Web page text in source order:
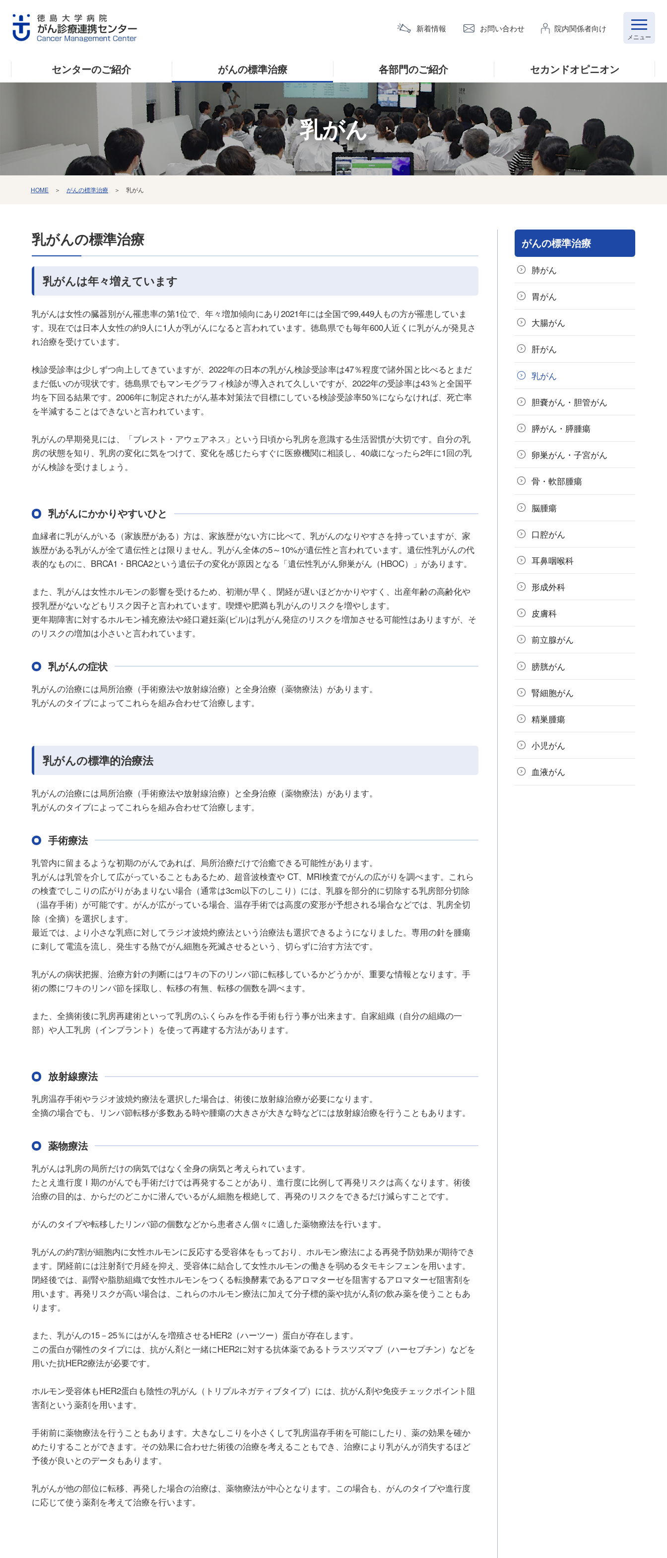
新着情報 お問い合わせ 院内関係者向け
センターのご紹介 がんの標準治療 各部門のご紹介 セカンドオピニオン
乳がん
HOME ＞ がんの標準治療＞ 乳がん
乳がんの標準治療
乳がんは年々増えています
乳がんは女性の臓器別がん罹患率の第1位で、年々増加傾向にあり2021年には全国で99,449人もの方が罹患していま
す。現在では日本人女性の約9人に1人が乳がんになると言われています。徳島県でも毎年600人近くに乳がんが発見さ
れ治療を受けています。
検診受診率は少しずつ向上してきていますが、2022年の日本の乳がん検診受診率は47％程度で諸外国と比べるとまだ
まだ低いのが現状です。徳島県でもマンモグラフィ検診が導入されて久しいですが、2022年の受診率は43％と全国平
均を下回る結果です。2006年に制定されたがん基本対策法で目標にしている検診受診率50％にならなければ、死亡率
を半減することはできないと言われています。
乳がんの早期発見には、「ブレスト・アウェアネス」という日頃から乳房を意識する生活習慣が大切です。自分の乳
房の状態を知り、乳房の変化に気をつけて、変化を感じたらすぐに医療機関に相談し、40歳になったら2年に1回の乳
がん検診を受けましょう。
乳がんにかかりやすいひと
血縁者に乳がんがいる（家族歴がある）方は、家族歴がない方に比べて、乳がんのなりやすさを持っていますが、家
族歴がある乳がんが全て遺伝性とは限りません。乳がん全体の5～10%が遺伝性と言われています。遺伝性乳がんの代
表的なものに、BRCA1・BRCA2という遺伝子の変化が原因となる「遺伝性乳がん卵巣がん（HBOC）」があります。
また、乳がんは女性ホルモンの影響を受けるため、初潮が早く、閉経が遅いほどかかりやすく、出産年齢の高齢化や
授乳歴がないなどもリスク因子と言われています。喫煙や肥満も乳がんのリスクを増やします。
更年期障害に対するホルモン補充療法や経口避妊薬(ピル)は乳がん発症のリスクを増加させる可能性はありますが、そ
のリスクの増加は小さいと言われています。
乳がんの症状
乳がんの治療には局所治療（手術療法や放射線治療）と全身治療（薬物療法）があります。
乳がんのタイプによってこれらを組み合わせて治療します。
乳がんの標準的治療法
乳がんの治療には局所治療（手術療法や放射線治療）と全身治療（薬物療法）があります。
乳がんのタイプによってこれらを組み合わせて治療します。
手術療法
乳管内に留まるような初期のがんであれば、局所治療だけで治癒できる可能性があります。
乳がんは乳管を介して広がっていることもあるため、超音波検査や CT、MRI検査でがんの広がりを調べます。これら
の検査でしこりの広がりがあまりない場合（通常は3cm以下のしこり）には、乳腺を部分的に切除する乳房部分切除
（温存手術）が可能です。がんが広がっている場合、温存手術では高度の変形が予想される場合などでは、乳房全切
除（全摘）を選択します。
最近では、より小さな乳癌に対してラジオ波焼灼療法という治療法も選択できるようになりました。専用の針を腫瘍
に刺して電流を流し、発生する熱でがん細胞を死滅させるという、切らずに治す方法です。
乳がんの病状把握、治療方針の判断にはワキの下のリンパ節に転移しているかどうかが、重要な情報となります。手
術の際にワキのリンパ節を採取し、転移の有無、転移の個数を調べます。
また、全摘術後に乳房再建術といって乳房のふくらみを作る手術も行う事が出来ます。自家組織（自分の組織の一
部）や人工乳房（インプラント）を使って再建する方法があります。
放射線療法
乳房温存手術やラジオ波焼灼療法を選択した場合は、術後に放射線治療が必要になります。
全摘の場合でも、リンパ節転移が多数ある時や腫瘍の大きさが大きな時などには放射線治療を行うこともあります。
薬物療法
乳がんは乳房の局所だけの病気ではなく全身の病気と考えられています。
たとえ進行度Ⅰ期のがんでも手術だけでは再発することがあり、進行度に比例して再発リスクは高くなります。術後
治療の目的は、からだのどこかに潜んでいるがん細胞を根絶して、再発のリスクをできるだけ減らすことです。
がんのタイプや転移したリンパ節の個数などから患者さん個々に適した薬物療法を行います。
乳がんの約7割が細胞内に女性ホルモンに反応する受容体をもっており、ホルモン療法による再発予防効果が期待でき
ます。閉経前には注射剤で月経を抑え、受容体に結合して女性ホルモンの働きを弱めるタモキシフェンを用います。
閉経後では、副腎や脂肪組織で女性ホルモンをつくる転換酵素であるアロマターゼを阻害するアロマターゼ阻害剤を
用います。再発リスクが高い場合は、これらのホルモン療法に加えて分子標的薬や抗がん剤の飲み薬を使うこともあ
ります。
また、乳がんの15－25％にはがんを増殖させるHER2（ハーツー）蛋白が存在します。
この蛋白が陽性のタイプには、抗がん剤と一緒にHER2に対する抗体薬であるトラスツズマブ（ハーセプチン）などを
用いた抗HER2療法が必要です。
ホルモン受容体もHER2蛋白も陰性の乳がん（トリプルネガティブタイプ）には、抗がん剤や免疫チェックポイント阻
害剤という薬剤を用います。
手術前に薬物療法を行うこともあります。大きなしこりを小さくして乳房温存手術を可能にしたり、薬の効果を確か
めたりすることができます。その効果に合わせた術後の治療を考えることもでき、治療により乳がんが消失するほど
予後が良いとのデータもあります。
乳がんが他の部位に転移、再発した場合の治療は、薬物療法が中心となります。この場合も、がんのタイプや進行度
に応じて使う薬剤を考えて治療を行います。
がんの標準治療
肺がん
胃がん
大腸がん
肝がん
乳がん
胆嚢がん・胆管がん
膵がん・膵腫瘍
卵巣がん・子宮がん
骨・軟部腫瘍
脳腫瘍
口腔がん
耳鼻咽喉科
形成外科
皮膚科
前立腺がん
膀胱がん
腎細胞がん
精巣腫瘍
小児がん
血液がん